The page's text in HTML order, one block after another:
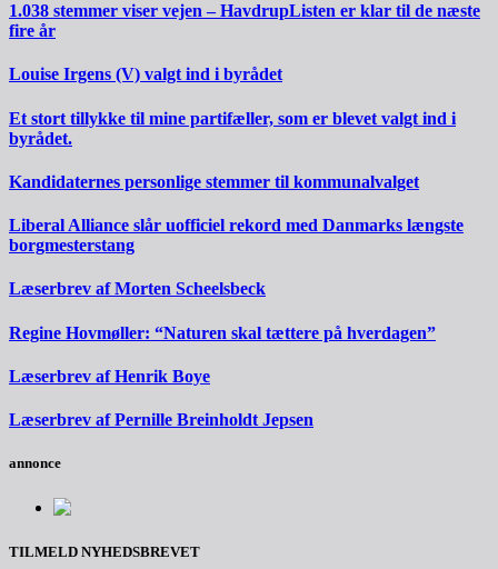
1.038 stemmer viser vejen – HavdrupListen er klar til de næste
fire år
Louise Irgens (V) valgt ind i byrådet
Et stort tillykke til mine partifæller, som er blevet valgt ind i
byrådet.
Kandidaternes personlige stemmer til kommunalvalget
Liberal Alliance slår uofficiel rekord med Danmarks længste
borgmesterstang
Læserbrev af Morten Scheelsbeck
Regine Hovmøller: “Naturen skal tættere på hverdagen”
Læserbrev af Henrik Boye
Læserbrev af Pernille Breinholdt Jepsen
annonce
TILMELD NYHEDSBREVET